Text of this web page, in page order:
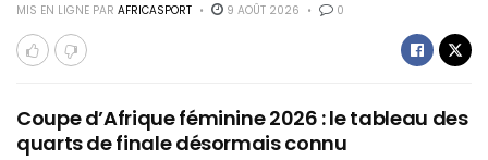
MIS EN LIGNE PAR AFRICASPORT 9 AOÛT 2026 0
Coupe d’Afrique féminine 2026 : le tableau des
quarts de finale désormais connu